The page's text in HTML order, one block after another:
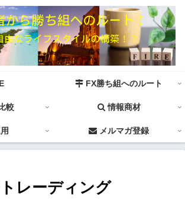
FX勝ち組へのルート
較 情報商材
メルマガ登録
レーディング